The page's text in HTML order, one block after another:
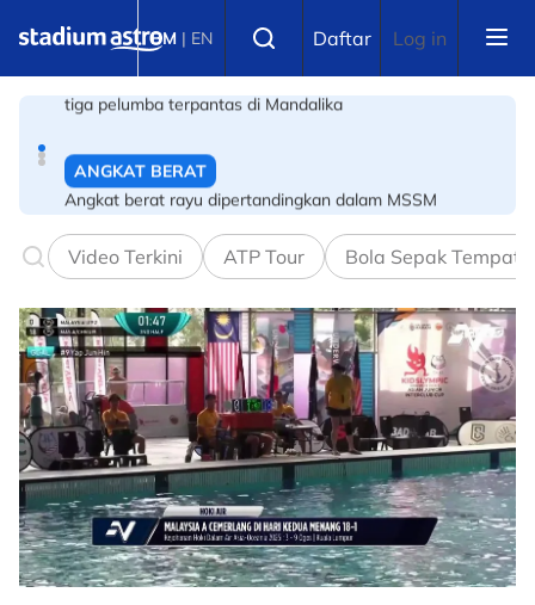
BM | EN Daftar Log in
Angkat berat rayu dipertandingkan dalam MSSM
PBSMM-Kelab Futsal PERINTIS perkukuh pembangunan
akar umbi
Video Terkini ATP Tour Bola Sepak